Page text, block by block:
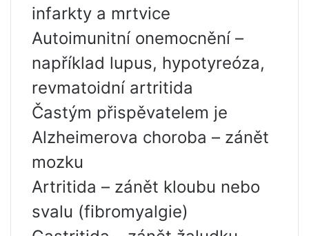
infarkty a mrtvice
Autoimunitní onemocnění –
například lupus, hypotyreóza,
revmatoidní artritida
Častým přispěvatelem je
Alzheimerova choroba – zánět
mozku
Artritida – zánět kloubu nebo
svalu (fibromyalgie)